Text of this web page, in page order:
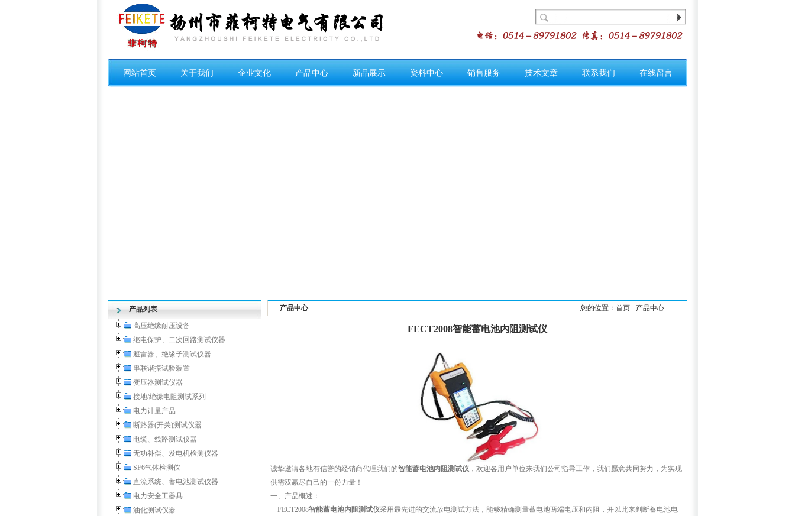
网站首页 关于我们 企业文化 产品中心 新品展示 资料中心 销售服务 技术文章 联系我们 在线留言
产品列表
高压绝缘耐压设备
继电保护、二次回路测试仪器
避雷器、绝缘子测试仪器
串联谐振试验装置
变压器测试仪器
接地/绝缘电阻测试系列
电力计量产品
断路器(开关)测试仪器
电缆、线路测试仪器
无功补偿、发电机检测仪器
SF6气体检测仪
直流系统、蓄电池测试仪器
电力安全工器具
油化测试仪器
产品中心 您的位置：首页 - 产品中心
FECT2008智能蓄电池内阻测试仪
诚挚邀请各地有信誉的经销商代理我们的智能蓄电池内阻测试仪 ，欢迎各用户单位来我们公司指导工作，我们愿意共同努力，为实现
供需双赢尽自己的一份力量！
一、产品概述：
FECT2008智能蓄电池内阻测试仪采用最先进的交流放电测试方法，能够精确测量蓄电池两端电压和内阻，并以此来判断蓄电池电